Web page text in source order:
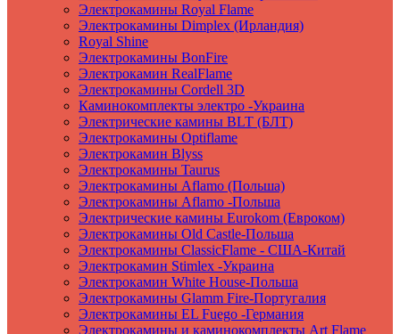
Электрокамины Royal Flame
Электрокамины Dimplex (Ирландия)
Royal Shine
Электрокамины BonFire
Электрокамин RealFlame
Электрокамины Cordell 3D
Каминокомплекты электро -Украина
Электрические камины BLT (БЛТ)
Электрокамины Optiflame
Электрокамин Blyss
Электрокамины Taurus
Электрокамины Aflamo (Польша)
Электрокамины Aflamo -Польша
Электрические камины Eurokom (Евроком)
Электрокамины Old Castle-Польша
Электрокамины ClassicFlame - США-Китай
Электрокамин Stimlex -Украина
Электрокамин White House-Польша
Электрокамины Glamm Fire-Португалия
Электрокамины EL Fuego -Германия
Электрокамины и каминокомплекты Art Flame